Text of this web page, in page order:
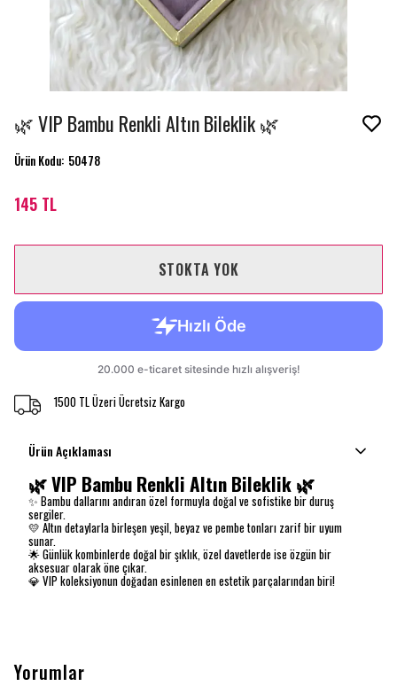
🌿 VIP Bambu Renkli Altın Bileklik 🌿
Ürün Kodu: 50478
145 TL
STOKTA YOK
1500 TL Üzeri Ücretsiz Kargo
Ürün Açıklaması
🌿VIP Bambu Renkli Altın Bileklik🌿
✨ Bambu dallarını andıran özel formuyla doğal ve sofistike bir duruş
sergiler.
💛 Altın detaylarla birleşen yeşil, beyaz ve pembe tonları zarif bir uyum
sunar.
🌟 Günlük kombinlerde doğal bir şıklık, özel davetlerde ise özgün bir
aksesuar olarak öne çıkar.
💎 VIP koleksiyonun doğadan esinlenen en estetik parçalarından biri!
Yorumlar